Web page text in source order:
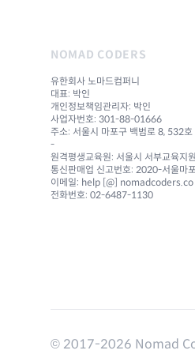
NOMAD CODERS
유한회사 노마드컴퍼니
대표: 박인
개인정보책임관리자: 박인
사업자번호: 301-88-01666
주소: 서울시 마포구 백범로 8, 532호
-
원격평생교육원: 서울시 서부교육지
통신판매업 신고번호: 2020-서울마
이메일: help [@] nomadcoders.co
전화번호: 02-6487-1130
© 2017-2026 Nomad